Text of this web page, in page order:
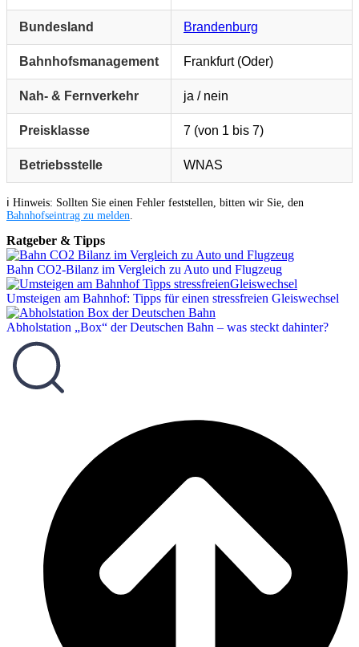
Bundesland Brandenburg
Bahnhofsmanagement Frankfurt (Oder)
Nah- & Fernverkehr ja / nein
Preisklasse 7 (von 1 bis 7)
Betriebsstelle WNAS
ℹ️ Hinweis: Sollten Sie einen Fehler feststellen, bitten wir Sie, den
Bahnhofseintrag zu melden
Ratgeber & Tipps
Bahn CO2-Bilanz im Vergleich zu Auto und Flugzeug
Umsteigen am Bahnhof: Tipps für einen stressfreien Gleiswechsel
Abholstation „Box“ der Deutschen Bahn – was steckt dahinter?